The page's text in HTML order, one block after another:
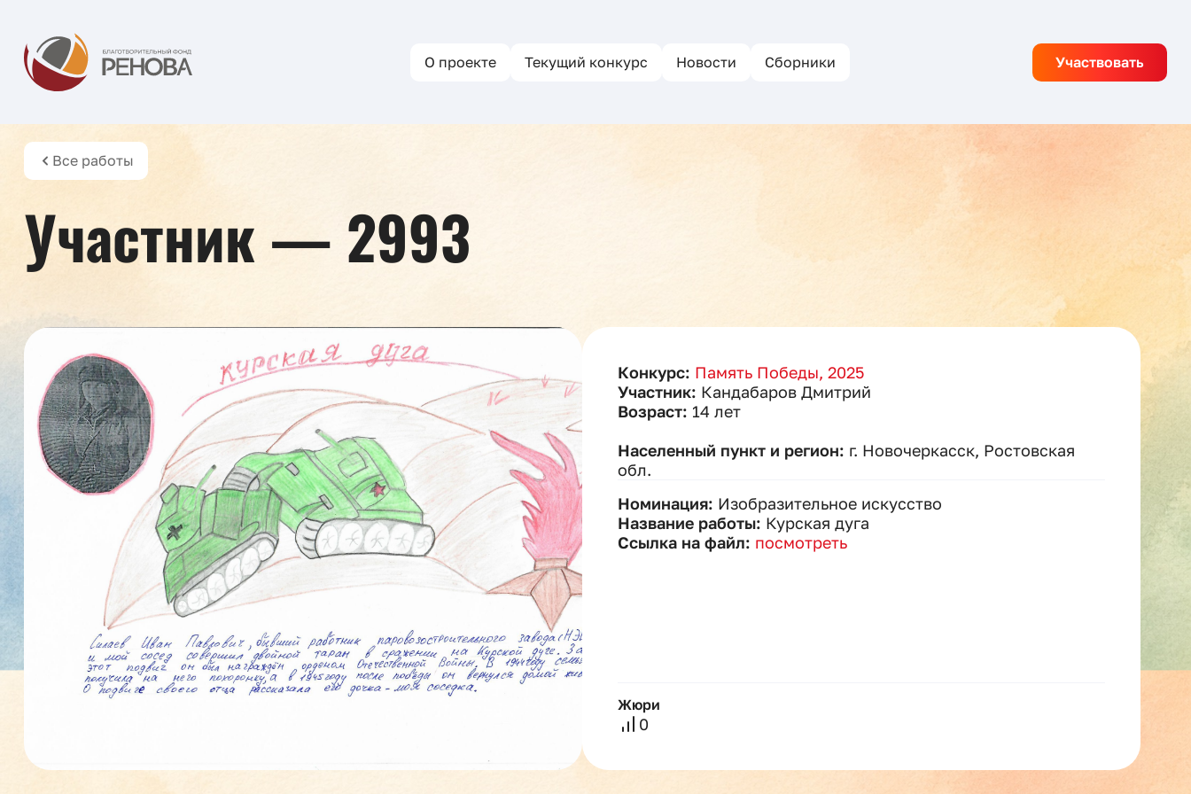
О проекте Текущий конкурс Новости Сборники Участвовать
Все работы
Участник — 2993
Конкурс: Память Победы, 2025
Участник: Кандабаров Дмитрий
Возраст: 14 лет
Населенный пункт и регион: г. Новочеркасск, Ростовская
обл.
Номинация: Изобразительное искусство
Название работы: Курская дуга
Ссылка на файл: посмотреть
Жюри
0